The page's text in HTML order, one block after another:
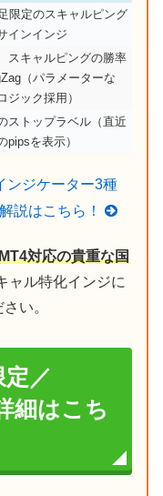
限定のスキャルピング
インインジ
スキャルピングの勝率
（パラメーターな
ジック採用）
ストップラベル（直近
pipsを表示）
ンジケーター3種
説はこちら！
対応の貴重な国
ャル特化インジに
い。
／
細はこち